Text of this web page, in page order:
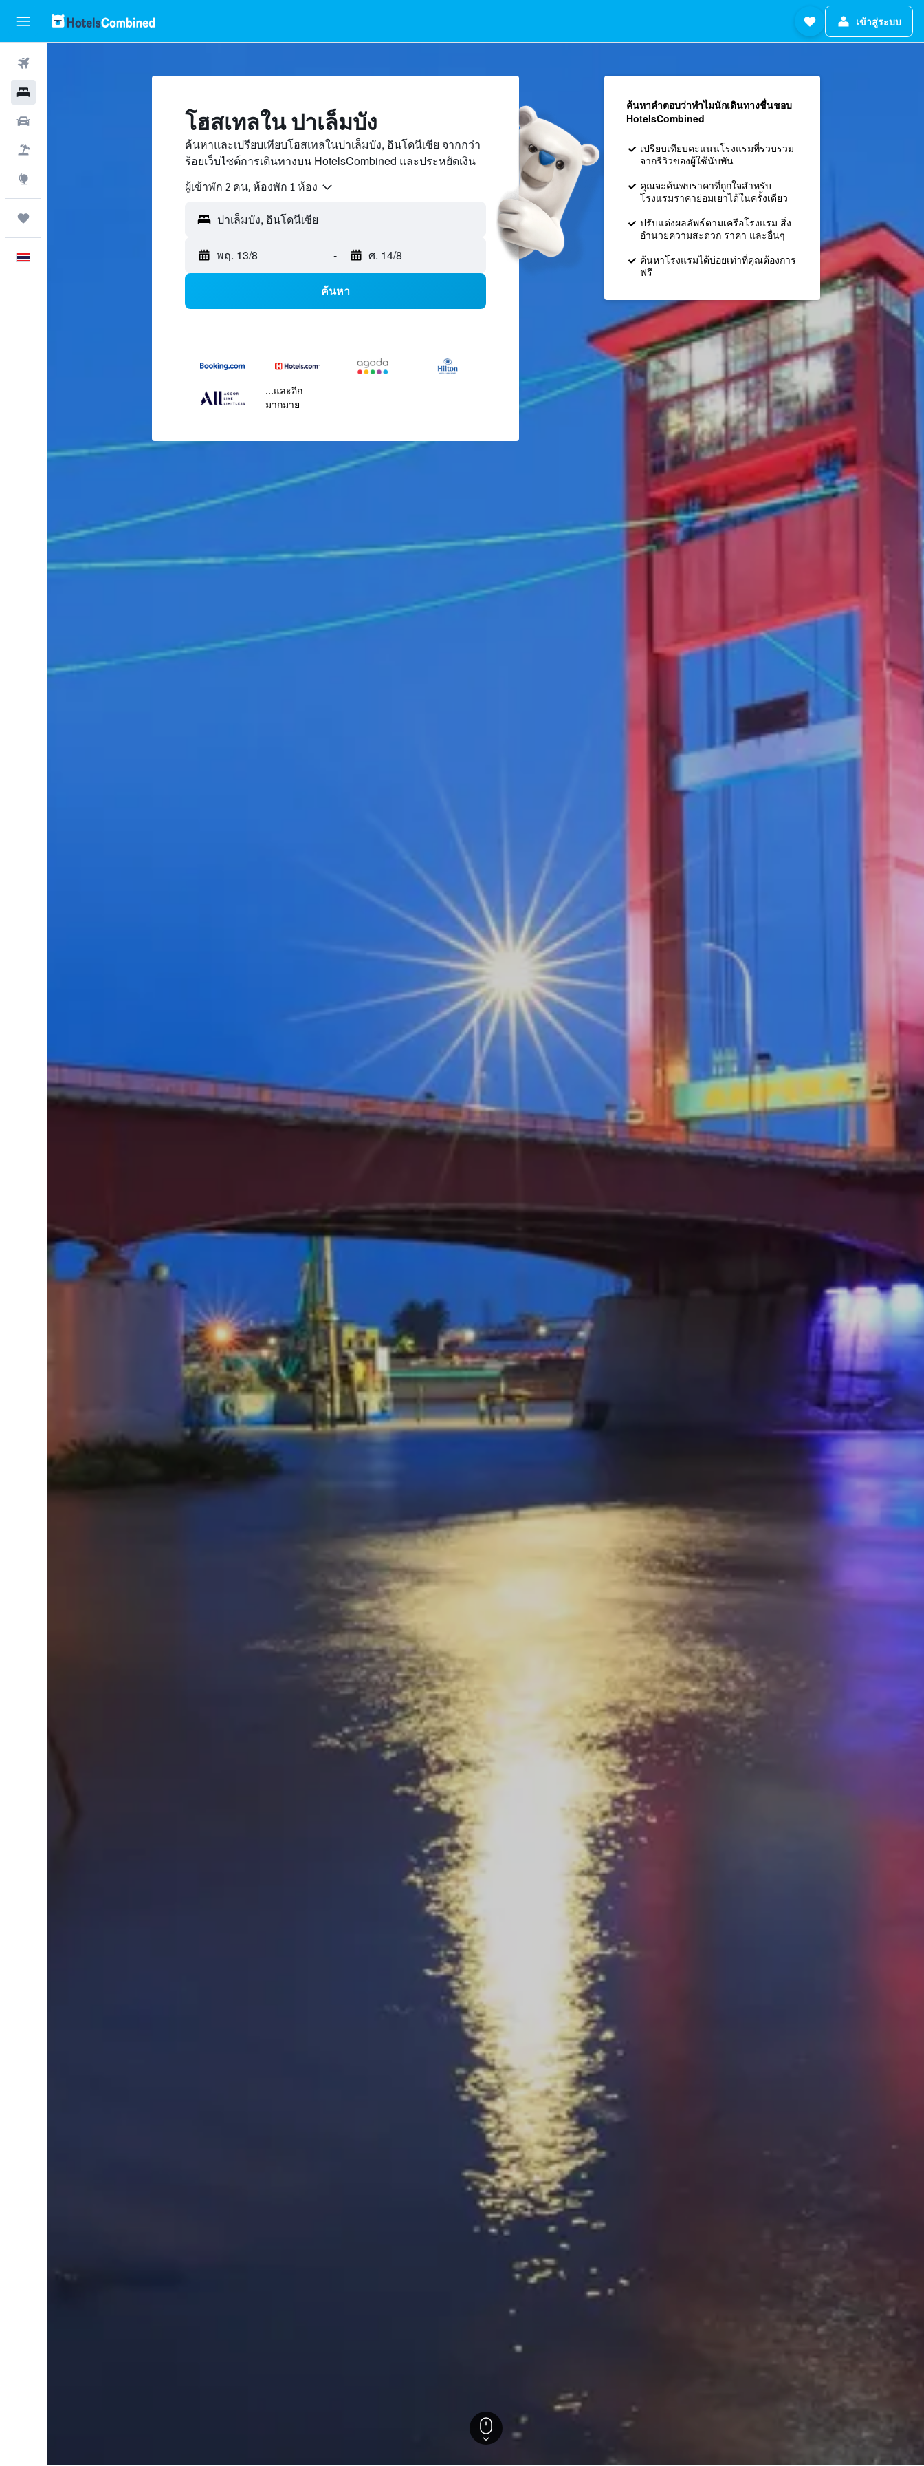
เข้าสู่ระบบ
โฮสเทลใน ปาเล็มบัง
ค้นหาและเปรียบเทียบโฮสเทลในปาเล็มบัง, อินโดนีเซีย จากกว่า
ร้อยเว็บไซต์การเดินทางบน HotelsCombined และประหยัดเงิน
ผู้เข้าพัก 2 คน, ห้องพัก 1 ห้อง
ปาเล็มบัง, อินโดนีเซีย
พฤ. 13/8 - ศ. 14/8
ค้นหา
...และอีก
มากมาย
ค้นหาคำตอบว่าทำไมนักเดินทางชื่นชอบ
HotelsCombined
เปรียบเทียบคะแนนโรงแรมที่รวบรวม
จากรีวิวของผู้ใช้นับพัน
คุณจะค้นพบราคาที่ถูกใจสำหรับ
โรงแรมราคาย่อมเยาได้ในครั้งเดียว
ปรับแต่งผลลัพธ์ตามเครือโรงแรม สิ่ง
อำนวยความสะดวก ราคา และอื่นๆ
ค้นหาโรงแรมได้บ่อยเท่าที่คุณต้องการ
ฟรี